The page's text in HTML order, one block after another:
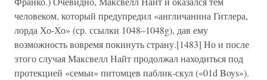
человеком, который предупредил «англичанина Гитлера,
лорда Хо-Хо» (ср. ссылки 1048–1048g), дав ему
возможность вовремя покинуть страну.[1483] Но и после
этого случая Максвелл Найт продолжал находиться под
протекцией «семьи» питомцев паблик-скул («01d Boys»).